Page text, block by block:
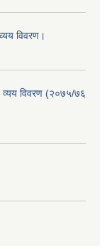
विवरण।
विवरण (२०७५/७६